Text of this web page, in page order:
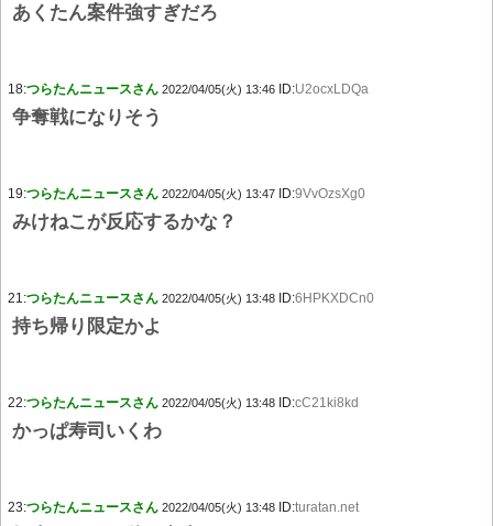
あくたん案件強すぎだろ
18:つらたんニュースさん 2022/04/05(火) 13:46 ID:U2ocxLDQa
争奪戦になりそう
19:つらたんニュースさん 2022/04/05(火) 13:47 ID:9VvOzsXg0
みけねこが反応するかな？
21:つらたんニュースさん 2022/04/05(火) 13:48 ID:6HPKXDCn0
持ち帰り限定かよ
22:つらたんニュースさん 2022/04/05(火) 13:48 ID:cC21ki8kd
かっぱ寿司いくわ
23:つらたんニュースさん 2022/04/05(火) 13:48 ID:turatan.net